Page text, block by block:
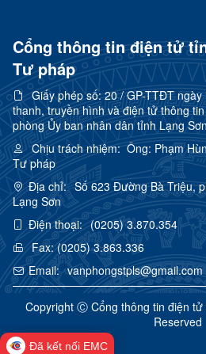
Cổng thông tin điện tử
Tư pháp
Giấy phép số:20 / GP-TTĐT
thanh, truyền hình và điện tử thông
phòng Ủy ban nhân dân tỉnh Lạng
Chịu trách nhiệm:Ông: Phạm
Tư pháp
Địa chỉ: Số 623 Đường Bà Triệu,
Lạng Sơn
Điện thoại: (0205) 3.870.354
Fax:(0205) 3.863.336
Email: vanphongstpls@gmail.com
Copyright Ⓒ Cổng thông tin điện tử
Reserved
Đã kết nối EMC